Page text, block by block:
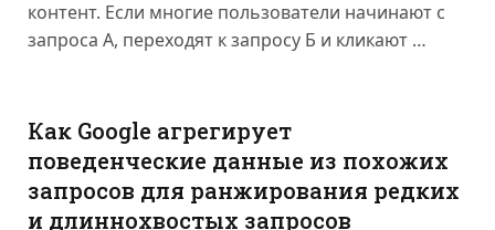
контент. Если многие пользователи начинают с
запроса А, переходят к запросу Б и кликают …
Как Google агрегирует
поведенческие данные из похожих
запросов для ранжирования редких
и длиннохвостых запросов